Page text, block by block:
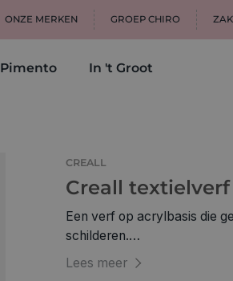
ONZE MERKEN GROEP CHIRO
Pimento In 't Groot
CREALL
Creall textielverf
Een verf op acrylbasis die
schilderen.
De verf en de materialen kunnen gemakkelijk met water gereinigd worden
Lees meer